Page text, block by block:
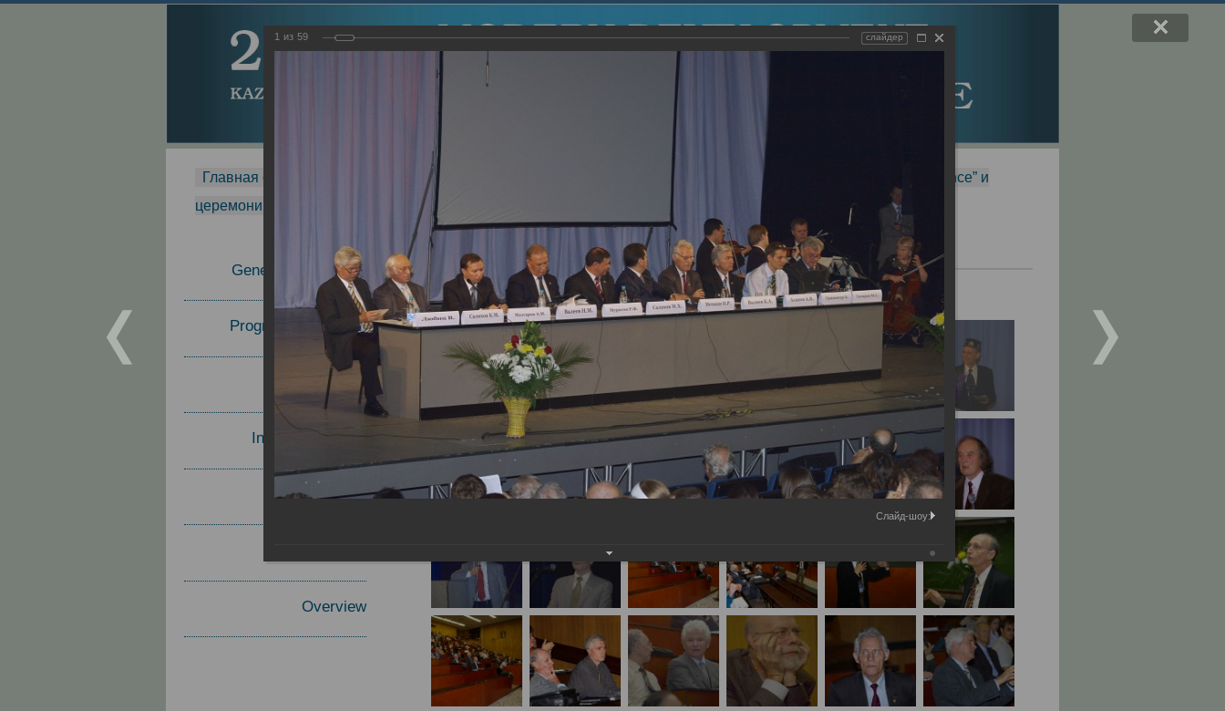
Главная страница 2014
Международная конференция “Modern Development of Magnetic Resonance” и
церемонии вручения премии Zavoisky Award
General Information
Program Committee
Topics
Invited Speakers
Materials
Overview
Report
2007 г.
1 из 59 слайдер
Слайд-шоу: